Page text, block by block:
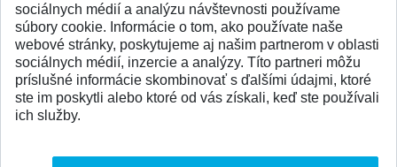
SPÄŤ NA VRCH
sociálnych médií a analýzu návštevnosti používame
súbory cookie. Informácie o tom, ako používate naše
webové stránky, poskytujeme aj našim partnerom v oblasti
sociálnych médií, inzercie a analýzy. Títo partneri môžu
príslušné informácie skombinovať s ďalšími údajmi, ktoré
ste im poskytli alebo ktoré od vás získali, keď ste používali
ich služby.